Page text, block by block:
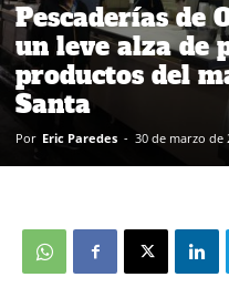
Pescaderías de
un leve alza de
productos del
Santa
Por Eric Paredes - 30 de marzo de